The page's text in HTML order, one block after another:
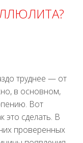
труднее — от
в основном,
Вот
это сделать. В
проверенных